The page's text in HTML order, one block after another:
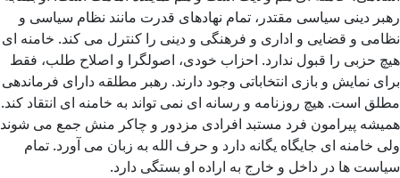
رهبر دینی سیاسی مقتدر، تمام نهادهای قدرت مانند نظام سیاسی و
نظامی و قضایی و اداری و فرهنگی و دینی را کنترل می کند. خامنه ای
هیچ حزبی را قبول ندارد. احزاب خودی، اصولگرا و اصلاح طلب، فقط
برای نمایش و بازی انتخاباتی وجود دارند. رهبر مطلقه دارای فرماندهی
مطلق است. هیچ روزنامه و رسانه ای نمی تواند به خامنه ای انتقاد کند.
همیشه پیرامون فرد مستبد افرادی مزدور و چاکر منش جمع می شوند
ولی خامنه ای جایگاه یگانه دارد و حرف الله به زبان می آورد. تمام
سیاست ها در داخل و خارج به اراده او بستگی دارد.